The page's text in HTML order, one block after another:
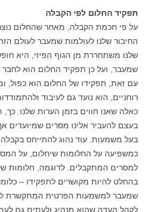
תפקיד החלום לפי הקבלה
על פי חכמת הקבלה, מאחר שהחלום
החיבור שלנו לעולמות שמעבר לעולם
שלנו משתחררת מן הגוף הפיזי, היא
שמעבר, ועל כן תפקיד החלום הוא
עם זאת, תפקידו של החלום הוא כפול,
רוחניים, הוא נועד גם לעיבוד
כאלה שאנו חווים בזמן הערות שלנו.
בעצם להעביר אלינו מסרים שמיועדים
בעל משמעות. עוד נהוג להתייחס
כמשפיעה על החלומות שיחלום, על
למסרים המתקבלים. לדוגמה, חלומות של
בהחלט להיות מקושרים לתפקידו –
שמעבר למשמעות הפרטית המתקשרת
לקהל העדה שהוא מנהיג ולעתים גם